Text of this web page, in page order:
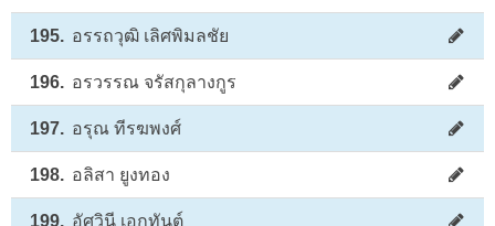
195. อรรถวุฒิ เลิศพิมลชัย
196. อรวรรณ จรัสกุลางกูร
197. อรุณ ทีรฆพงศ์
198. อลิสา ยูงทอง
199. อัศวินี เอกทันต์